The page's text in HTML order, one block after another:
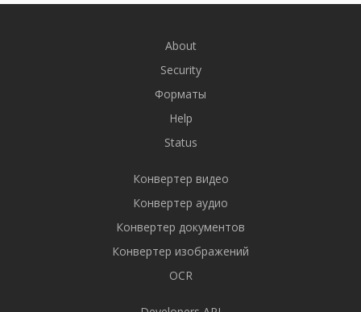
About
Security
Форматы
Help
Status
Конвертер видео
Конвертер аудио
Конвертер документов
Конвертер изображений
OCR